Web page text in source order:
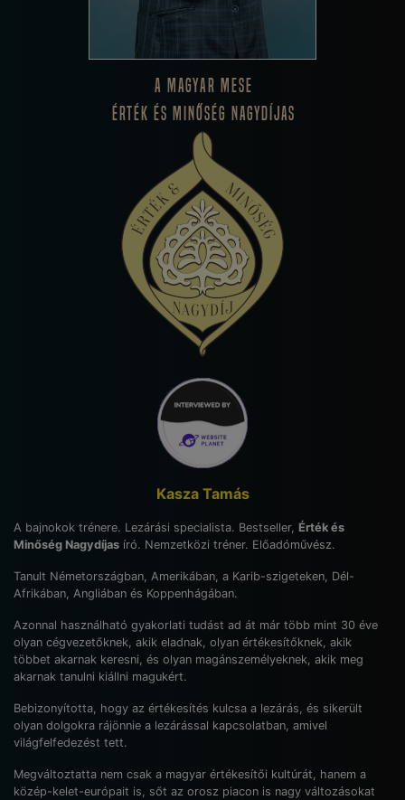
Kasza Tamás
A bajnokok trénere. Lezárási specialista. Bestseller, Érték és
Minőség Nagydíjas író. Nemzetközi tréner. Előadóművész.
Tanult Németországban, Amerikában, a Karib-szigeteken, Dél-
Afrikában, Angliában és Koppenhágában.
Azonnal használható gyakorlati tudást ad át már több mint 30 éve
olyan cégvezetőknek, akik eladnak, olyan értékesítőknek, akik
többet akarnak keresni, és olyan magánszemélyeknek, akik meg
akarnak tanulni kiállni magukért.
Bebizonyította, hogy az értékesítés kulcsa a lezárás, és sikerült
olyan dolgokra rájönnie a lezárással kapcsolatban, amivel
világfelfedezést tett.
Megváltoztatta nem csak a magyar értékesítői kultúrát, hanem a
közép-kelet-európait is, sőt az orosz piacon is nagy változásokat